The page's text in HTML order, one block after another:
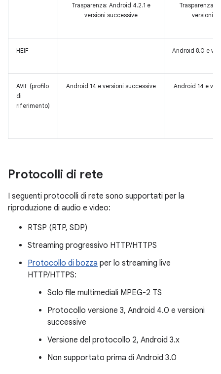
Trasparenza: Android 4.2.1 e
versioni successive
Trasparenza:
versioni
HEIF Android 8.0 e
AVIF (profilo
di
riferimento)
Android 14 e versioni successive Android 14 e
Protocolli di rete
I seguenti protocolli di rete sono supportati per la
riproduzione di audio e video:
RTSP (RTP, SDP)
Streaming progressivo HTTP/HTTPS
Protocollo di bozza per lo streaming live
HTTP/HTTPS:
Solo file multimediali MPEG-2 TS
Protocollo versione 3, Android 4.0 e versioni
successive
Versione del protocollo 2, Android 3.x
Non supportato prima di Android 3.0